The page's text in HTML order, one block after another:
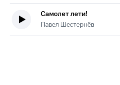
Самолет лети!
Павел Шестернёв